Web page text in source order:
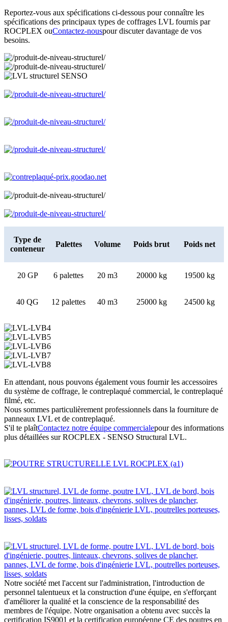
Reportez-vous aux spécifications ci-dessous pour connaître les
spécifications des principaux types de coffrages LVL fournis par
ROCPLEX ouContactez-nouspour discuter davantage de vos
besoins.
Type de
conteneur
Palettes Volume Poids brut Poids net
20 GP 6 palettes 20 m3 20000 kg 19500 kg
40 QG 12 palettes 40 m3 25000 kg 24500 kg
En attendant, nous pouvons également vous fournir les accessoires
du système de coffrage, le contreplaqué commercial, le contreplaqué
filmé, etc.
Nous sommes particulièrement professionnels dans la fourniture de
panneaux LVL et de contreplaqué.
S'il te plaîtContactez notre équipe commercialepour des informations
plus détaillées sur ROCPLEX - SENSO Structural LVL.
Notre société met l'accent sur l'administration, l'introduction de
personnel talentueux et la construction d'une équipe, en s'efforçant
d'améliorer la qualité et la conscience de la responsabilité des
membres de l'équipe. Notre organisation a obtenu avec succès la
certification IS9001 et la certification européenne CE des poutres en